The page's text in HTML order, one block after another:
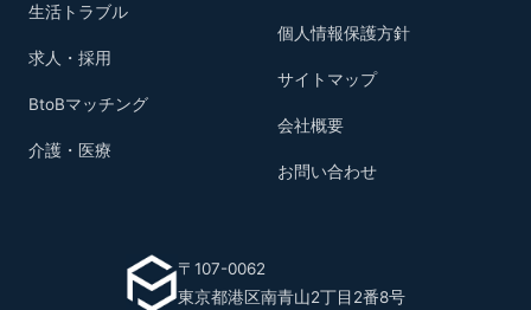
生活トラブル
求人・採用
BtoBマッチング
介護・医療
個人情報保護方針
サイトマップ
会社概要
お問い合わせ
〒107-0062
東京都港区南青山2丁目2番8号